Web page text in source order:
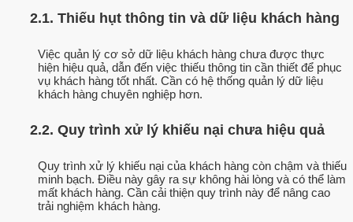
2.1. Thiếu hụt thông tin và dữ liệu khách hàng
Việc quản lý cơ sở dữ liệu khách hàng chưa được thực
hiện hiệu quả, dẫn đến việc thiếu thông tin cần thiết để phục
vụ khách hàng tốt nhất. Cần có hệ thống quản lý dữ liệu
khách hàng chuyên nghiệp hơn.
2.2. Quy trình xử lý khiếu nại chưa hiệu quả
Quy trình xử lý khiếu nại của khách hàng còn chậm và thiếu
minh bạch. Điều này gây ra sự không hài lòng và có thể làm
mất khách hàng. Cần cải thiện quy trình này để nâng cao
trải nghiệm khách hàng.